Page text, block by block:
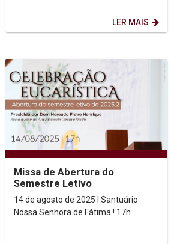
LER MAIS
Missa de Abertura do
Semestre Letivo
14 de agosto de 2025 | Santuário
Nossa Senhora de Fátima ! 17h